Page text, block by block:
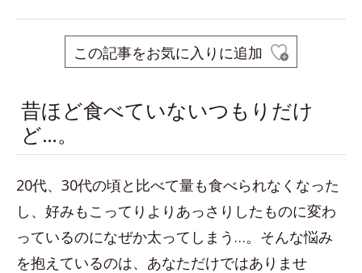
この記事をお気に入りに追加
昔ほど食べていないつもりだけ
ど…。
20代、30代の頃と比べて量も食べられなくなった
し、好みもこってりよりあっさりしたものに変わ
っているのになぜか太ってしまう…。そんな悩み
を抱えているのは、あなただけではありませ